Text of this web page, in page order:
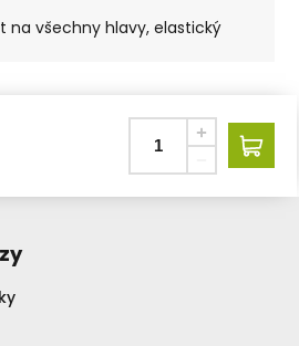
na všechny hlavy, elastický